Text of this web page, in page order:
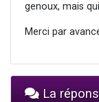
genoux, mais
Merci par
La